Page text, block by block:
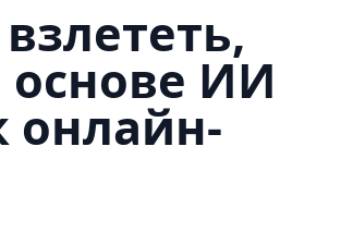
основе ИИ
онлайн-